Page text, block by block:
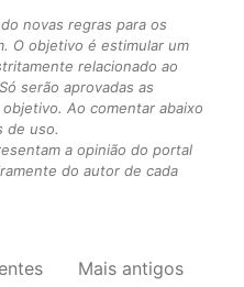
novas regras para os
O objetivo é estimular um
relacionado ao
serão aprovadas as
Ao comentar abaixo
de uso.
a opinião do portal
do autor de cada
Mais antigos